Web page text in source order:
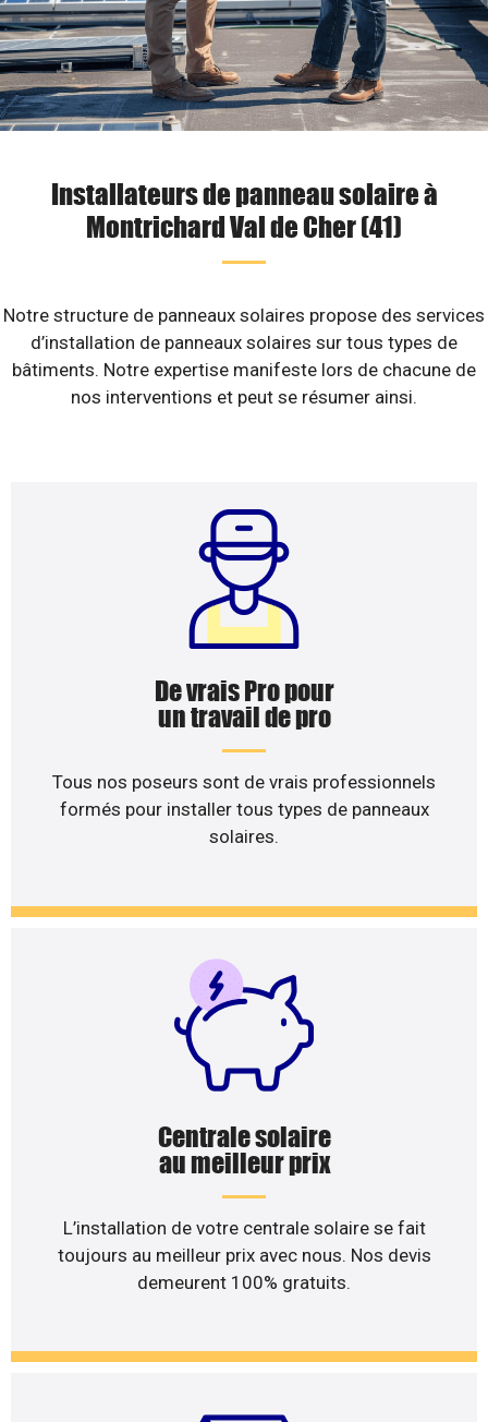
Installateurs de panneau solaire à
Montrichard Val de Cher (41)
Notre structure de panneaux solaires propose des services
d’installation de panneaux solaires sur tous types de
bâtiments. Notre expertise manifeste lors de chacune de
nos interventions et peut se résumer ainsi.
De vrais Pro pour
un travail de pro
Tous nos poseurs sont de vrais professionnels
formés pour installer tous types de panneaux
solaires.
Centrale solaire
au meilleur prix
L’installation de votre centrale solaire se fait
toujours au meilleur prix avec nous. Nos devis
demeurent 100% gratuits.